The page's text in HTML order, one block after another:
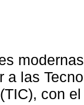
a las
con